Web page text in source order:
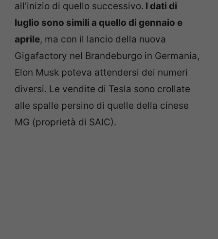
all’inizio di quello successivo. I dati di
luglio sono simili a quello di gennaio e
aprile, ma con il lancio della nuova
Gigafactory nel Brandeburgo in Germania,
Elon Musk poteva attendersi dei numeri
diversi. Le vendite di Tesla sono crollate
alle spalle persino di quelle della cinese
MG (proprietà di SAIC).